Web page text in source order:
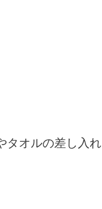
タオルの差し入れ